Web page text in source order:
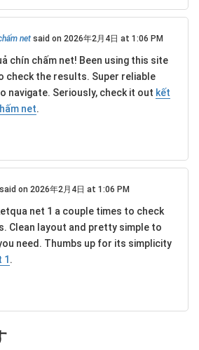
net said on 2026年2月4日 at 1:06 PM
chín chấm net! Been using this site
check the results. Super reliable
navigate. Seriously, check it out kết
net.
said on 2026年2月4日 at 1:06 PM
net 1 a couple times to check
Clean layout and pretty simple to
need. Thumbs up for its simplicity
1 .